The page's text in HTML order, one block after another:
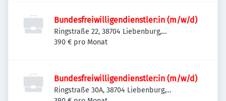
Bundesfreiwilligendienstler:in (m/w/d)
Ringstraße 22, 38704 Liebenburg,
Deutschland
390 € pro Monat
Bundesfreiwilligendienstler:in (m/w/d)
Ringstraße 30A, 38704 Liebenburg,